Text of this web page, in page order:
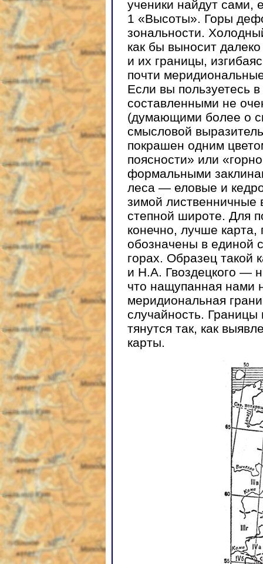
ученики найдут сами,
1 «Высоты». Горы
зональности.
как бы выносит
и их границы,
почти
Если вы пользуетесь
составленными не
(думающими более о
смысловой
покрашен одним
поясности» или
формальными
леса — еловые и
зимой лиственничные
степной широте. Для
конечно, лучше
обозначены в единой
горах. Образец такой
и Н.А. Гвоздецкого —
что нащупанная нами
меридиональная
случайность. Границы
тянутся так, как
карты.